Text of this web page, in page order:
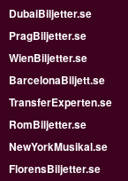
DubaiBiljetter.se
PragBiljetter.se
WienBiljetter.se
BarcelonaBiljett.se
TransferExperten.se
RomBiljetter.se
NewYorkMusikal.se
FlorensBiljetter.se